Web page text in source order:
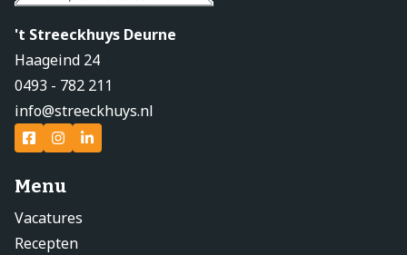
't Streeckhuys Deurne
Haageind 24
0493 - 782 211
info@streeckhuys.nl
Menu
Vacatures
Recepten